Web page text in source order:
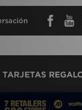
TARJETAS